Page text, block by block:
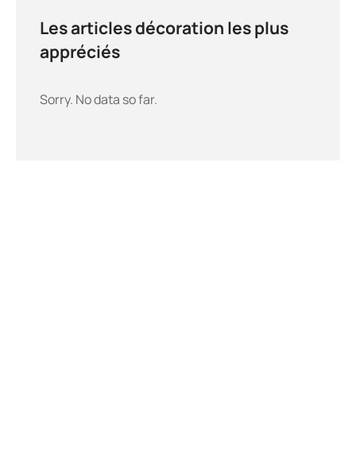
Les articles décoration les plus
appréciés
Sorry. No data so far.